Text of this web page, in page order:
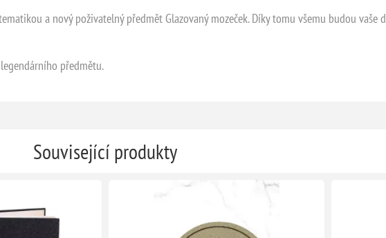
a nový poživatelný předmět Glazovaný mozeček. Díky tomu všemu budou vaše
předmětu.
Související produkty